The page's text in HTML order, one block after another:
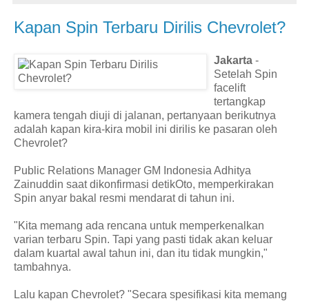
Kapan Spin Terbaru Dirilis Chevrolet?
Jakarta -
Setelah Spin
facelift
tertangkap
kamera tengah diuji di jalanan, pertanyaan berikutnya
adalah kapan kira-kira mobil ini dirilis ke pasaran oleh
Chevrolet?
Public Relations Manager GM Indonesia Adhitya
Zainuddin saat dikonfirmasi detikOto, memperkirakan
Spin anyar bakal resmi mendarat di tahun ini.
"Kita memang ada rencana untuk memperkenalkan
varian terbaru Spin. Tapi yang pasti tidak akan keluar
dalam kuartal awal tahun ini, dan itu tidak mungkin,"
tambahnya.
Lalu kapan Chevrolet? "Secara spesifikasi kita memang